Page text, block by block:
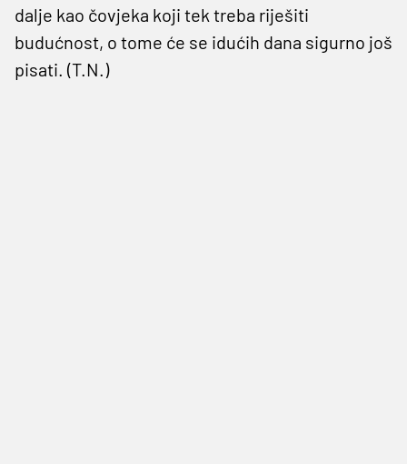
dalje kao čovjeka koji tek treba riješiti
budućnost, o tome će se idućih dana sigurno još
pisati. (T.N.)